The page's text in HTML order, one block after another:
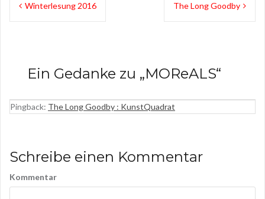
B
a
s
n
a
Winterlesung 2016 The Long Goodby
Ein Gedanke zu „MOReALS“
Pingback: The Long Goodby : KunstQuadrat
Schreibe einen Kommentar
Kommentar